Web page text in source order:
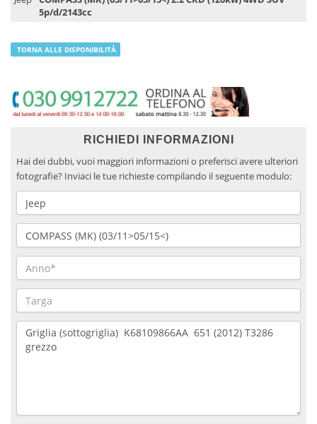
5p/d/2143cc
TORNA ALLE DISPONIBILITÀ
RICHIEDI INFORMAZIONI
Hai dei dubbi, vuoi maggiori informazioni o preferisci avere ulteriori
fotografie? Inviaci le tue richieste compilando il seguente modulo: